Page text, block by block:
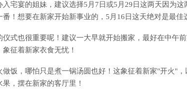
入宅宴的姐妹，建议选择5月7日或5月29日这两天因为
番！想要在新家开始新事业的，5月16日这天绝对是最佳
仪式也很重要呢！建议一大早就开始搬家，最好在中午
征着新家衣食无忧！
做饭，哪怕只是煮一锅汤圆也好！这象征着新家"开火"
，摆在新家的客厅里！